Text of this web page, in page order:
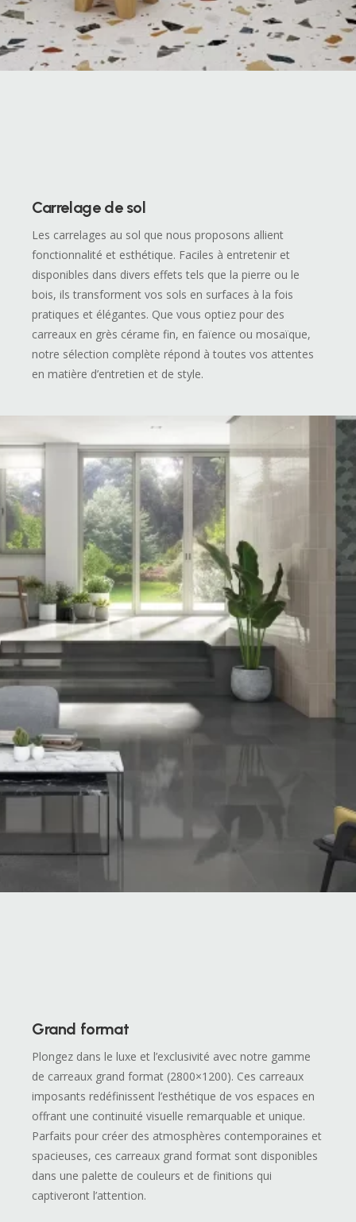
Carrelage de sol
Les carrelages au sol que nous proposons allient
fonctionnalité et esthétique. Faciles à entretenir et
disponibles dans divers effets tels que la pierre ou le
bois, ils transforment vos sols en surfaces à la fois
pratiques et élégantes. Que vous optiez pour des
carreaux en grès cérame fin, en faïence ou mosaïque,
notre sélection complète répond à toutes vos attentes
en matière d’entretien et de style.
Grand format
Plongez dans le luxe et l’exclusivité avec notre gamme
de carreaux grand format (2800×1200). Ces carreaux
imposants redéfinissent l’esthétique de vos espaces en
offrant une continuité visuelle remarquable et unique.
Parfaits pour créer des atmosphères contemporaines et
spacieuses, ces carreaux grand format sont disponibles
dans une palette de couleurs et de finitions qui
captiveront l’attention.